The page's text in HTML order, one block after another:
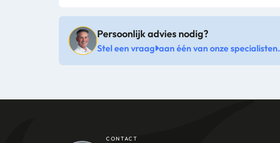
Persoonlijk advies nodig?
Stel een vraag aan één van onze specialisten.
CONTACT